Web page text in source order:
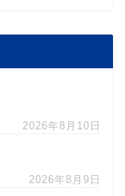
2026年8月10日
2026年8月9日